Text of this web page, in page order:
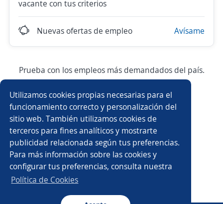
Utilizamos cookies propias necesarias para el
funcionamiento correcto y personalización del
sitio web. También utilizamos cookies de
terceros para fines analíticos y mostrarte
publicidad relacionada según tus preferencias.
Para más información sobre las cookies y
configurar tus preferencias, consulta nuestra
Política de Cookies
vacante con tus criterios
Nuevas ofertas de empleo Avísame
Prueba con los empleos más demandados del país.
Vendedor/a Asesor/a comercial
Ejecutivo/a comercial Elaborador/a
Técnico/a de mantenimiento Almacenista
Operario/a Técnico/a Administrativo/a
Atención al cliente